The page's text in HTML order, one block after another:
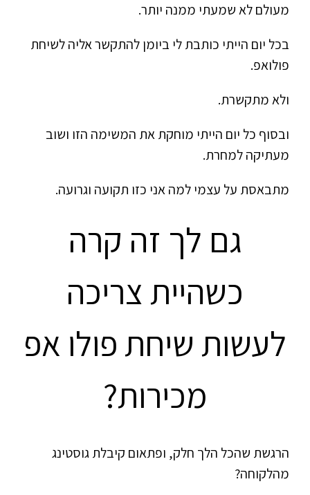
מעולם לא שמעתי ממנה יותר.
בכל יום הייתי כותבת לי ביומן להתקשר אליה לשיחת
פולואפ.
ולא מתקשרת.
ובסוף כל יום הייתי מוחקת את המשימה הזו ושוב
מעתיקה למחרת.
מתבאסת על עצמי למה אני כזו תקועה וגרועה.
גם לך זה קרה
כשהיית צריכה
לעשות שיחת פולו אפ
מכירות?
הרגשת שהכל הלך חלק, ופתאום קיבלת גוסטינג
מהלקוחה?